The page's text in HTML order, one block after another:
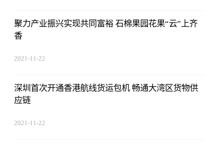
聚力产业振兴实现共同富裕 石棉果园花果“云”上齐
香
2021-11-22
深圳首次开通香港航线货运包机 畅通大湾区货物供
应链
2021-11-22